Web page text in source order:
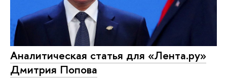
Аналитическая статья для «Лента.ру»
Дмитрия Попова